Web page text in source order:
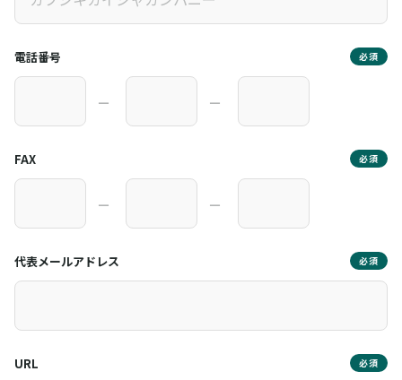
電話番号 必須
― ―
FAX 必須
― ―
代表メールアドレス 必須
URL 必須